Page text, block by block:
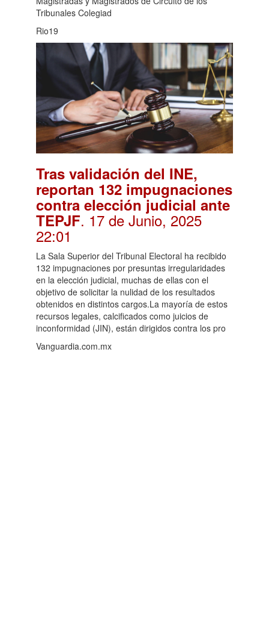
Tribunales Colegiad
Rio19
Tras validación del INE,
reportan 132 impugnaciones
contra elección judicial ante
TEPJF. 17 de Junio, 2025
22:01
La Sala Superior del Tribunal Electoral ha recibido
132 impugnaciones por presuntas irregularidades
en la elección judicial, muchas de ellas con el
objetivo de solicitar la nulidad de los resultados
obtenidos en distintos cargos.La mayoría de estos
recursos legales, calcificados como juicios de
inconformidad (JIN), están dirigidos contra los pro
Vanguardia.com.mx